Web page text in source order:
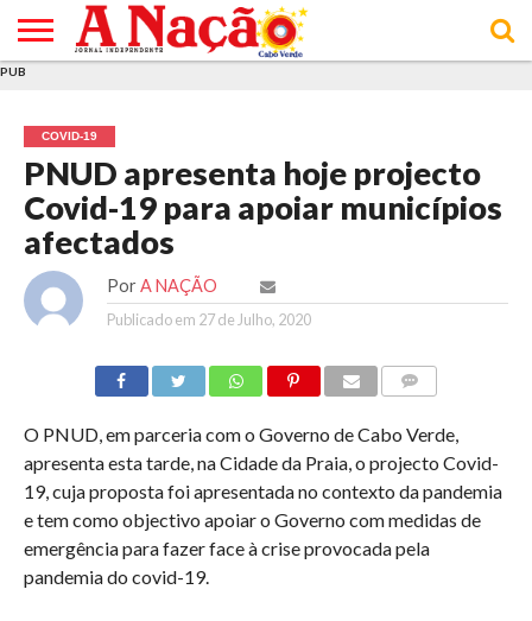
E DE
COOKIES
DE
UTILIZAÇÃO
PUB
COVID-19
PNUD apresenta hoje projecto
Covid-19 para apoiar municípios
afectados
Por A NAÇÃO
Publicado em 27 de Julho, 2020
O PNUD, em parceria com o Governo de Cabo Verde,
apresenta esta tarde, na Cidade da Praia, o projecto Covid-
19, cuja proposta foi apresentada no contexto da pandemia
e tem como objectivo apoiar o Governo com medidas de
emergência para fazer face à crise provocada pela
pandemia do covid-19.